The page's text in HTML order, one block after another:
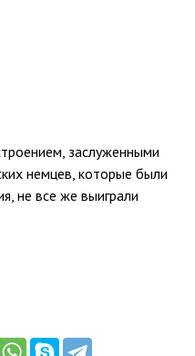
заслуженными
немцев, которые были
не все же выиграли